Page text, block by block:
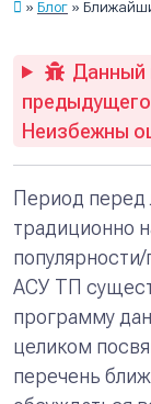
Блог
Данный
Неизбежны
Период перед
традиционно
АСУ ТП
программу
целиком
перечень